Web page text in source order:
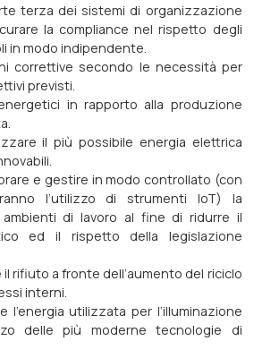
terza dei sistemi di organizzazione
la compliance nel rispetto degli
in modo indipendente.
correttive secondo le necessità per
previsti.
in rapporto alla produzione
il più possibile energia elettrica
e gestire in modo controllato (con
l’utilizzo di strumenti IoT) la
di lavoro al fine di ridurre il
ed il rispetto della legislazione
il rifiuto a fronte dell’aumento del riciclo
interni.
l’energia utilizzata per l’illuminazione
delle più moderne tecnologie di